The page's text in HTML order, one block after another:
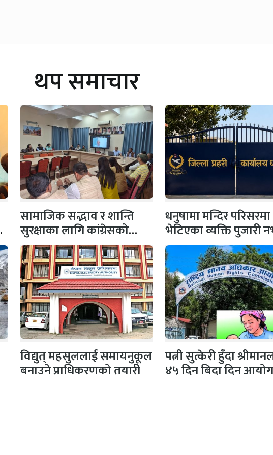
थप समाचार
सामाजिक सद्भाव र शान्ति
सुरक्षाका लागि कांग्रेसको
पहल, सभापति गगन…
धनुषामा मन्दिर
भेटिएका व्यक्ति पुजारी
प्रहरीको स्पष्टिकरण
विद्युत् महसुललाई समायनुकूल
बनाउने प्राधिकरणको तयारी
पत्नी सुत्केरी हुँदा
४५ दिन बिदा दिन